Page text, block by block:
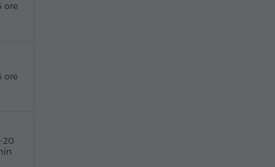
ore
ore
20